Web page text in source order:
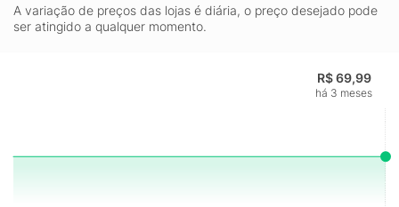
A variação de preços das lojas é diária, o preço desejado pode
ser atingido a qualquer momento.
R$ 69,99
há 3 meses